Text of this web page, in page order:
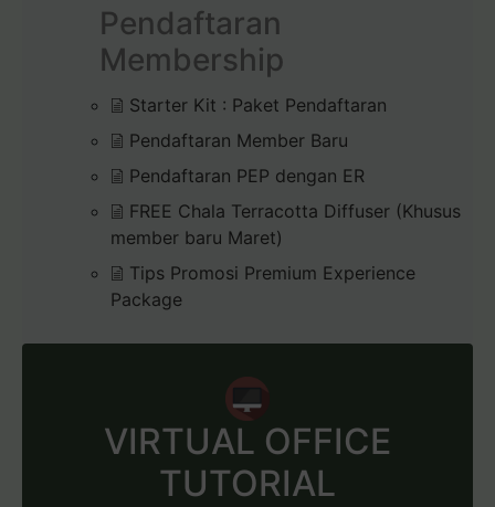
Pendaftaran
Membership
Starter Kit : Paket Pendaftaran
Pendaftaran Member Baru
Pendaftaran PEP dengan ER
FREE Chala Terracotta Diffuser (Khusus
member baru Maret)
Tips Promosi Premium Experience
Package
VIRTUAL OFFICE
TUTORIAL